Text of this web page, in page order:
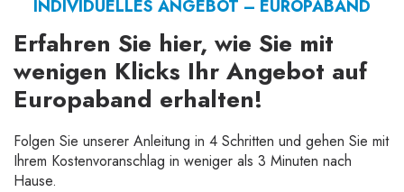
INDIVIDUELLES ANGEBOT – EUROPABAND
Erfahren Sie hier, wie Sie mit
wenigen Klicks Ihr Angebot auf
Europaband erhalten!
Folgen Sie unserer Anleitung in 4 Schritten und gehen Sie mit
Ihrem Kostenvoranschlag in weniger als 3 Minuten nach
Hause.